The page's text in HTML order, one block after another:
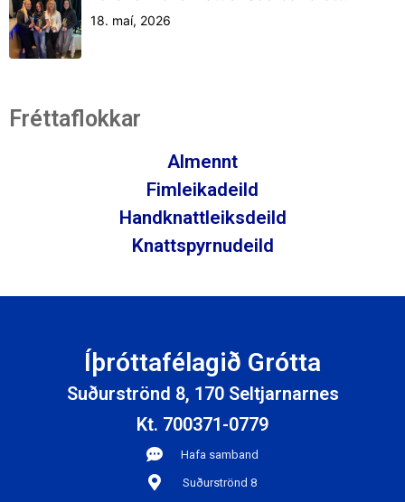
18. maí, 2026
Fréttaflokkar
Almennt
Fimleikadeild
Handknattleiksdeild
Knattspyrnudeild
Íþróttafélagið Grótta
Suðurströnd 8, 170 Seltjarnarnes
Kt. 700371-0779
Hafa samband
Suðurströnd 8